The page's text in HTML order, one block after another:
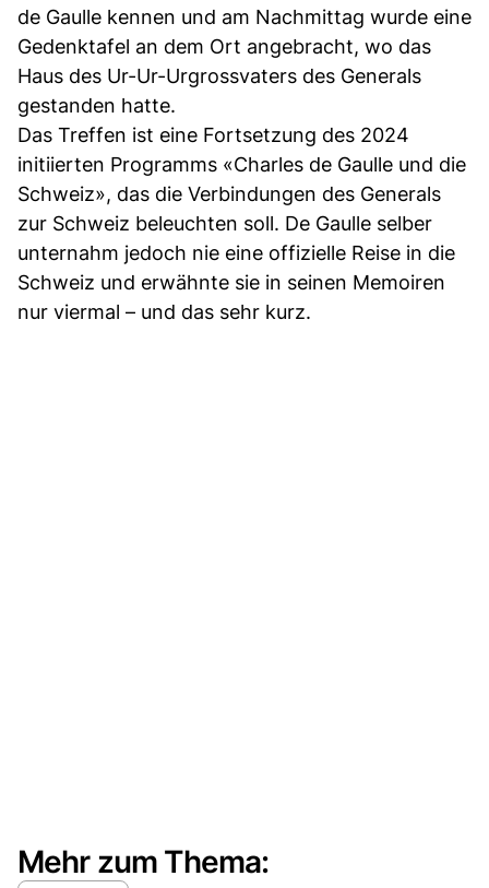
de Gaulle kennen und am Nachmittag wurde eine
Gedenktafel an dem Ort angebracht, wo das
Haus des Ur-Ur-Urgrossvaters des Generals
gestanden hatte.
Das Treffen ist eine Fortsetzung des 2024
initiierten Programms «Charles de Gaulle und die
Schweiz», das die Verbindungen des Generals
zur Schweiz beleuchten soll. De Gaulle selber
unternahm jedoch nie eine offizielle Reise in die
Schweiz und erwähnte sie in seinen Memoiren
nur viermal – und das sehr kurz.
Mehr zum Thema: